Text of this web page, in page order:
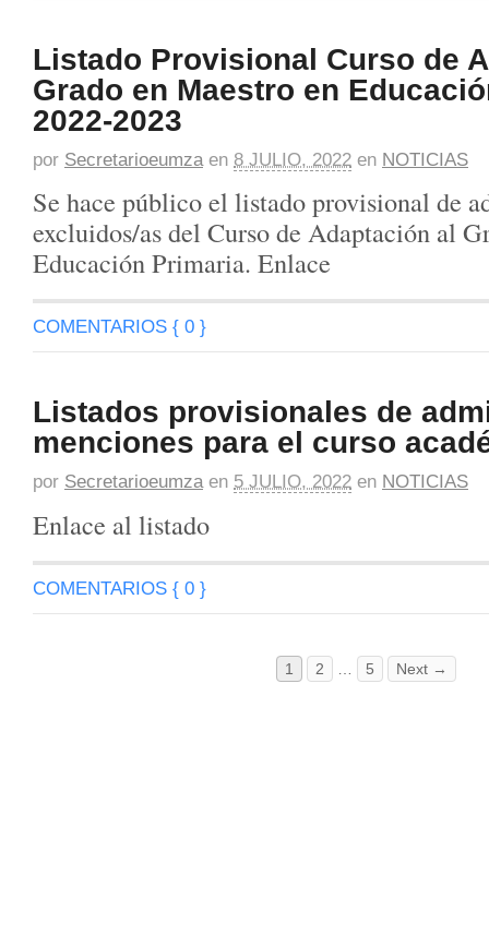
Listado Provisional Curso de
Grado en Maestro en
2022-2023
por Secretarioeumza en 8 JULIO, 2022 en NOTICIAS
Se hace público el listado provisional de
excluidos/as del Curso de Adaptación al
Educación Primaria. Enlace
COMENTARIOS { 0 }
Listados provisionales de
menciones para el curso
por Secretarioeumza en 5 JULIO, 2022 en NOTICIAS
Enlace al listado
COMENTARIOS { 0 }
1 2 5 Next →